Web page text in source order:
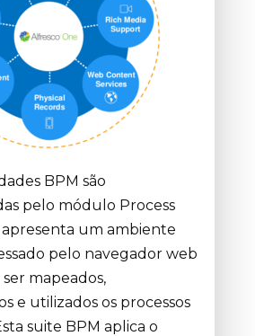
BPM são
pelo módulo Process
um ambiente
pelo navegador web
mapeados,
e utilizados os processos
suite BPM aplica o